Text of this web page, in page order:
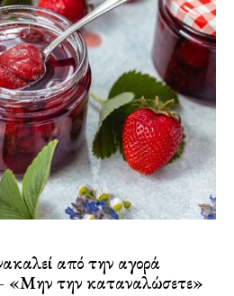
από την αγορά
«Μην την καταναλώσετε»